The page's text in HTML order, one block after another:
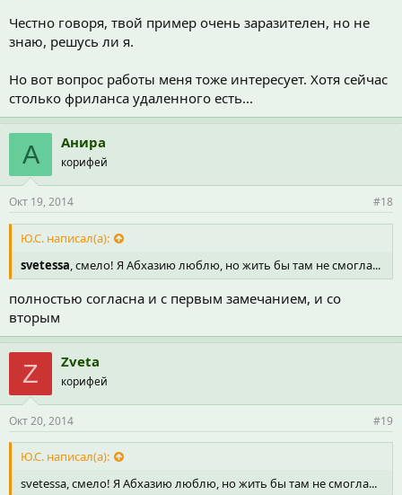
Честно говоря, твой пример очень заразителен, но не
знаю, решусь ли я.
Но вот вопрос работы меня тоже интересует. Хотя сейчас
столько фриланса удаленного есть...
А Анира
корифей
Окт 19, 2014 #18
Ю.С. написал(а):
svetessa, смело! Я Абхазию люблю, но жить бы там не смогла...
полностью согласна и с первым замечанием, и со
вторым
Z Zveta
корифей
Окт 20, 2014 #19
Ю.С. написал(а):
svetessa, смело! Я Абхазию люблю, но жить бы там не смогла...